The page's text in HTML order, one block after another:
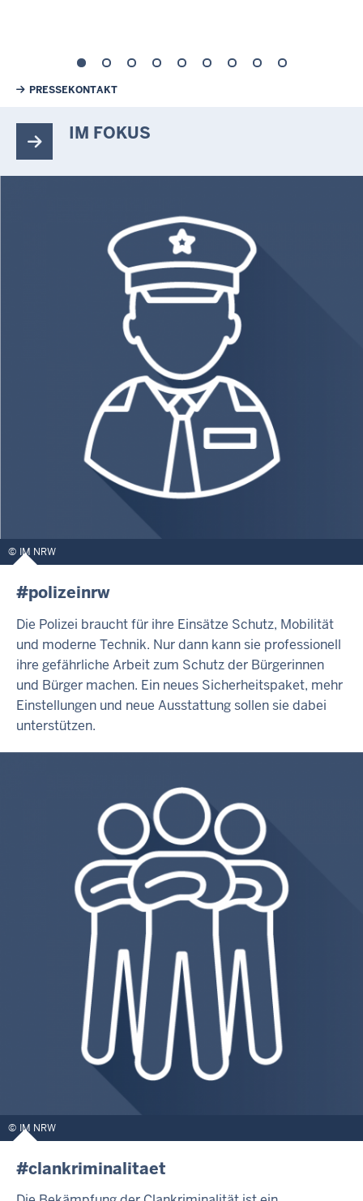
Weiterführende Links
PRESSEKONTAKT
IM FOKUS
IM NRW
#polizeinrw
Die Polizei braucht für ihre Einsätze Schutz, Mobilität
und moderne Technik. Nur dann kann sie professionell
ihre gefährliche Arbeit zum Schutz der Bürgerinnen
und Bürger machen. Ein neues Sicherheitspaket, mehr
Einstellungen und neue Ausstattung sollen sie dabei
unterstützen.
IM NRW
#clankriminalitaet